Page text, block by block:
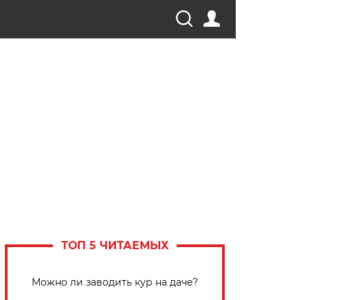
ТОП 5 ЧИТАЕМЫХ
Можно ли заводить кур на даче?